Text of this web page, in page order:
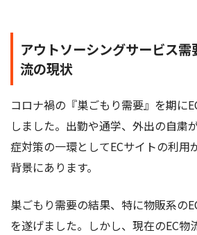
アウトソーシングサービス需
流の現状
コロナ禍の『巣ごもり需要』を期に
しました。出勤や通学、外出の自粛
症対策の一環としてECサイトの利用
背景にあります。
巣ごもり需要の結果、特に物販系の
を遂げました。しかし、現在のEC物